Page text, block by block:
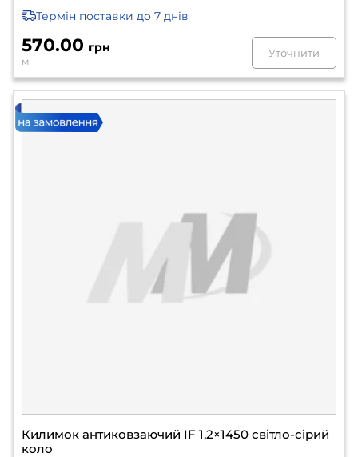
Термін поставки до 7 днів
570.00 грн
м
Уточнити
Килимок антиковзаючий IF 1,2×1450 світло-сірий
коло